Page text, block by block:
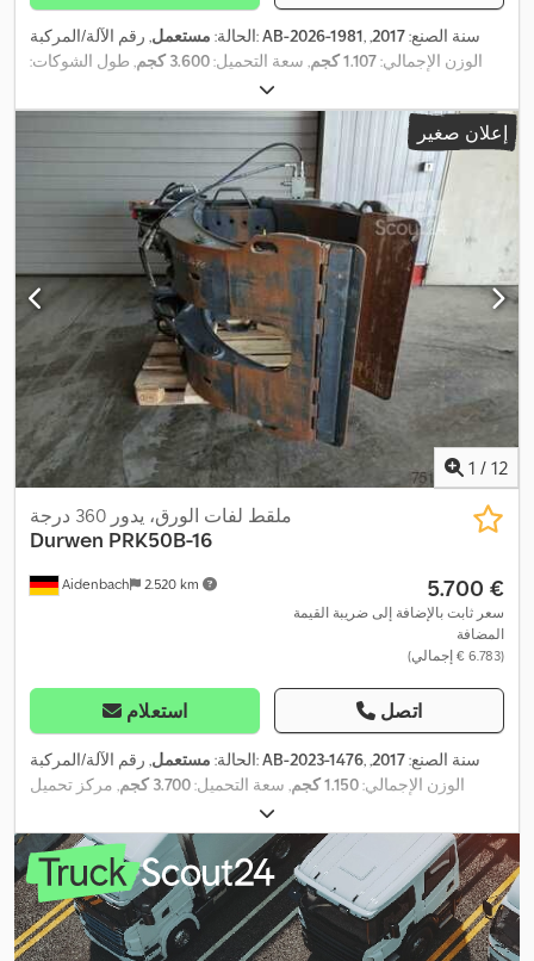
الحالة: مستعمل , رقم الآلة/المركبة:AB-2026-1981 , سنة الصنع:2017
,
الوزن الإجمالي:1.107 كجم , سعة التحميل:3.600 كجم
, طول الشوكات:
, مركز تحميل الحمولة:
الأقصى لعرض المنتج:1.200 مم ,
إعلان صغير
1 / 12
Aidenbach 2.520 km
ملقط لفات الورق، يدور 360 درجة
Durwen PRK50B-16
‏5.700 €
سعر ثابت بالإضافة إلى ضريبة القيمة
المضافة
(‏6.783 € إجمالي)
استعلام اتصل
الحالة: مستعمل , رقم الآلة/المركبة:AB-2023-1476 , سنة الصنع:2017
,
الوزن الإجمالي:1.150 كجم , سعة التحميل:3.700 كجم
, مركز تحميل